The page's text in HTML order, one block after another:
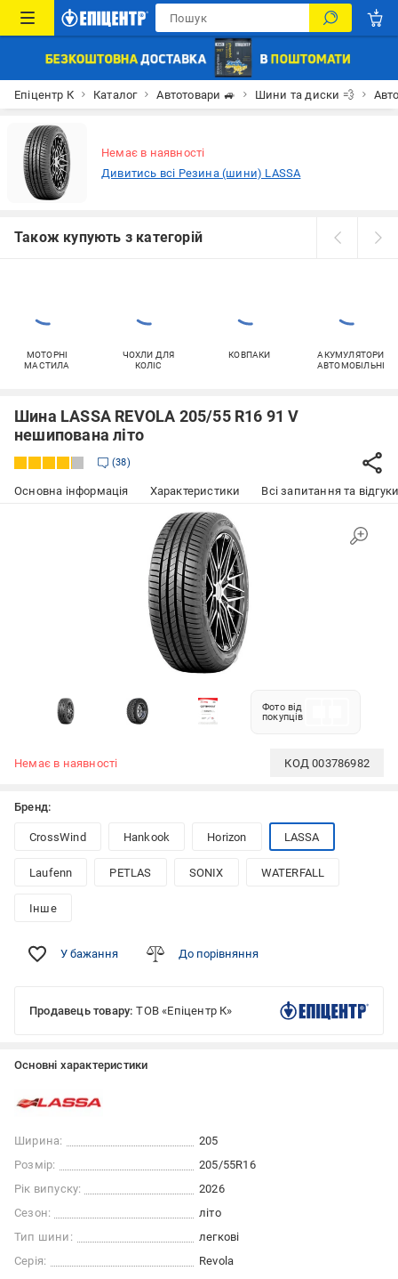
Епіцентр К Каталог Автотовари 🚙 Шини та диски 💨
Немає в наявності
Дивитись всі Резина (шини) LASSA
Також купують з категорій
МОТОРНІ
МАСТИЛА
ЧОХЛИ ДЛЯ
КОЛІС
КОВПАКИ
АКУМУЛЯТОРИ
АВТОМОБІЛЬНІ
Шина LASSA REVOLA 205/55 R16 91 V
нешипована літо
38
Основна інформація Характеристики Всі запитання та
Фото від
покупців
Немає в наявності КОД003786982
Бренд:
CrossWind Hankook Horizon LASSA
Laufenn PETLAS SONIX WATERFALL
Інше
У бажання До порівняння
Продавець товару: ТОВ «Епіцентр К»
Основні характеристики
Ширина:
205
Розмір:
205/55R16
Рік випуску:
2026
Сезон:
літо
Тип шини:
легкові
Серія:
Revola